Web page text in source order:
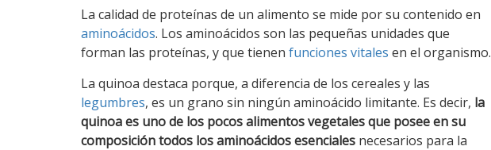
La calidad de proteínas de un alimento se mide por su contenido en
aminoácidos. Los aminoácidos son las pequeñas unidades que
forman las proteínas, y que tienen funciones vitales en el organismo.
La quinoa destaca porque, a diferencia de los cereales y las
legumbres, es un grano sin ningún aminoácido limitante. Es decir, la
quinoa es uno de los pocos alimentos vegetales que posee en su
composición todos los aminoácidos esenciales necesarios para la